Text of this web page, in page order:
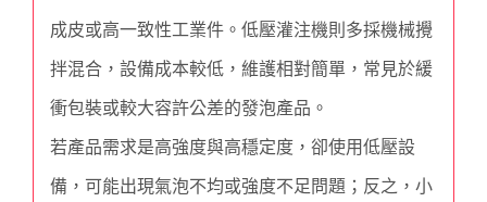
成皮或高一致性工業件。低壓灌注機則多採機械攪
拌混合，設備成本較低，維護相對簡單，常見於緩
衝包裝或較大容許公差的發泡產品。
若產品需求是高強度與高穩定度，卻使用低壓設
備，可能出現氣泡不均或強度不足問題；反之，小